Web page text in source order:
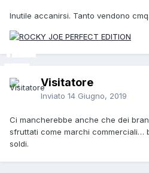
Inutile accanirsi. Tanto vendono
Visitatore
Inviato 14 Giugno, 2019
Ci mancherebbe anche che dei
sfruttati come marchi commerciali…
soldi.